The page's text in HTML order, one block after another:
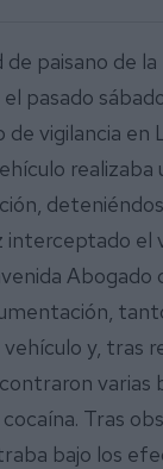
paisano de
pasado
de vigilancia en
realizaba
interceptado el
Abogado
y, tras
varias
Tras
bajo los